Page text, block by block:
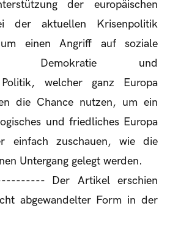
der europäischen
der aktuellen Krisenpolitik
einen Angriff auf soziale
Demokratie und
Politik, welcher ganz Europa
die Chance nutzen, um ein
und friedliches Europa
einfach zuschauen, wie die
Untergang gelegt werden.
Der Artikel erschien
abgewandelter Form in der